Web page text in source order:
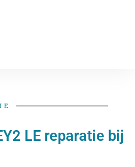
LE reparatie bij